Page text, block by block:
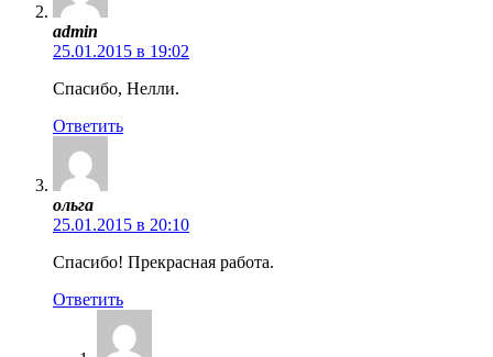
admin
25.01.2015 в 19:02
Спасибо, Нелли.
Ответить
ольга
25.01.2015 в 20:10
Спасибо! Прекрасная работа.
Ответить